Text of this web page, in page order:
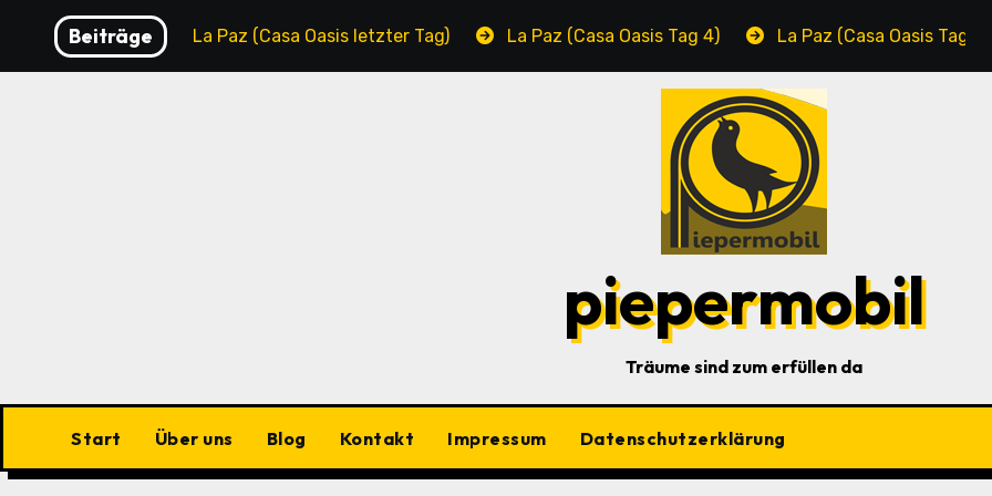
Inhalten
springen
BeiträgeLa Paz (Casa Oasis letzter Tag) La Paz (Casa Oasis Tag 4) La Paz (Casa Oasis Tag 3)
piepermobil
Träume sind zum erfüllen da
Start Über uns Blog Kontakt Impressum Datenschutzerklärung